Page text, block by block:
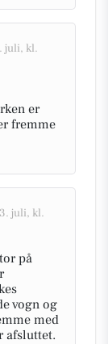
juli, kl.
er
fremme
juli, kl.
på
vogn og
med
afsluttet.